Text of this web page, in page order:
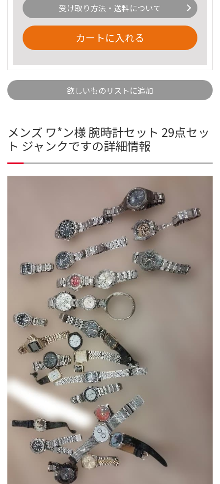
受け取り方法・送料について
カートに入れる
欲しいものリストに追加
メンズ ワ*ン様 腕時計セット 29点セッ
ト ジャンクですの詳細情報